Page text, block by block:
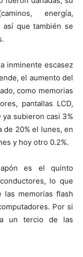
energía,
así que también se
inminente escasez
el aumento del
como memorias
pantallas LCD,
subieron casi 3%
de 20% el lunes, en
y hoy otro 0.2%.
es el quinto
lo que
las memorias flash
Por si
un tercio de las